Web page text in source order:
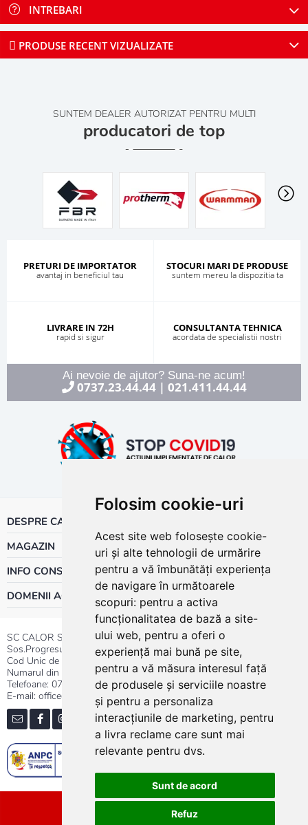
Folosim cookie-uri
Acest site web folosește cookie-
uri și alte tehnologii de urmărire
pentru a vă îmbunătăți experiența
de navigare în următoarele
scopuri: pentru a activa
funcționalitatea de bază a site-
ului web, pentru a oferi o
experiență mai bună pe site,
pentru a vă măsura interesul față
de produsele și serviciile noastre
și pentru a personaliza
interacțiunile de marketing, pentru
a livra reclame care sunt mai
relevante pentru dvs.
Sunt de acord
Refuz
INTREBARI
PRODUSE RECENT VIZUALIZATE
SUNTEM DEALER AUTORIZAT PENTRU MULTI
producatori de top
PRETURI DE IMPORTATOR
avantaj in beneficiul tau
STOCURI MARI DE PRODUSE
suntem mereu la dispozitia ta
LIVRARE IN 72H
rapid si sigur
CONSULTANTA TEHNICA
acordata de specialistii nostri
Ai nevoie de ajutor? Suna-ne acum!
0737.23.44.44| 021.411.44.44
DESPRE CALOR
MAGAZIN
INFO CONSUMATOR
DOMENII ACTIVITATE
SC CALOR SRL
Sos.Progresului nr.30-40, Sector 5, Bucuresti
Cod Unic de Inregistrare: RO 3004724
Numarul din Registrul Comertului:J40/13176/1991
Telefoane: 0737.23.44.44|021.411.44.44
E-mail: office@calor.ro